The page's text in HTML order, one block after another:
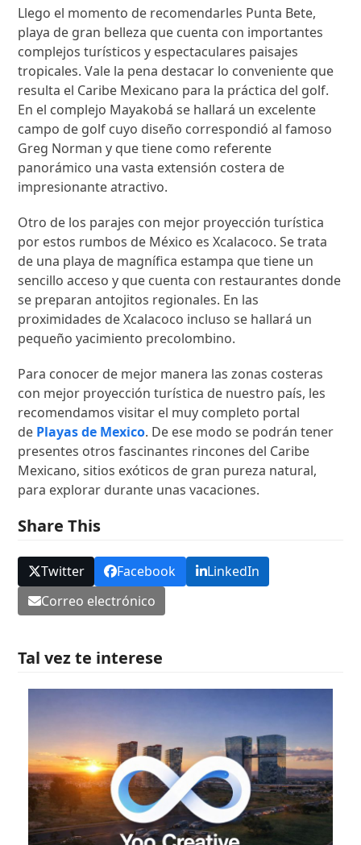
Llego el momento de recomendarles Punta Bete,
playa de gran belleza que cuenta con importantes
complejos turísticos y espectaculares paisajes
tropicales. Vale la pena destacar lo conveniente que
resulta el Caribe Mexicano para la práctica del golf.
En el complejo Mayakobá se hallará un excelente
campo de golf cuyo diseño correspondió al famoso
Greg Norman y que tiene como referente
panorámico una vasta extensión costera de
impresionante atractivo.
Otro de los parajes con mejor proyección turística
por estos rumbos de México es Xcalacoco. Se trata
de una playa de magnífica estampa que tiene un
sencillo acceso y que cuenta con restaurantes donde
se preparan antojitos regionales. En las
proximidades de Xcalacoco incluso se hallará un
pequeño yacimiento precolombino.
Para conocer de mejor manera las zonas costeras
con mejor proyección turística de nuestro país, les
recomendamos visitar el muy completo portal
de Playas de Mexico. De ese modo se podrán tener
presentes otros fascinantes rincones del Caribe
Mexicano, sitios exóticos de gran pureza natural,
para explorar durante unas vacaciones.
Share This
Twitter Facebook
LinkedIn
Correo electrónico
Tal vez te interese